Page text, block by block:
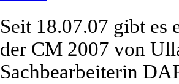
Seit 18.07.07 gibt es
der CM 2007 von
Sachbearbeiterin